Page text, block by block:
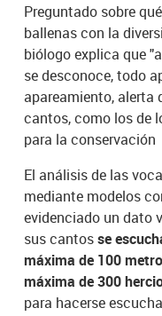
Preguntado sobre
ballenas con la
biólogo explica que
se desconoce, todo
apareamiento, alerta
cantos, como los de
para la conservación
El análisis de las
mediante modelos
evidenciado un dato
sus cantosse
máxima de 100
máxima de 300
para hacerse